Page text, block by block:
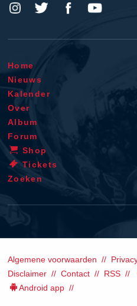
Home
Nieuws
Kalender
Over
Album
Forum
Shop
Tickets
Zoeken
Algemene voorwaarden
Disclaimer
Contact RSS
Android app